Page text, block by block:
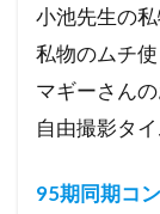
小池先生の
私物のムチ使
マギーさん
自由撮影タ
95期同期コ